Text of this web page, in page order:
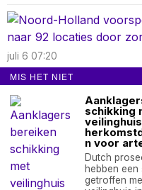
juli 6 07:20
Noord-Holland
92 locaties door zorgen
Over
nieuwsimpuls.online
MIS HET NIET
schikking
n voor
Dutch
hebben een
getroffen